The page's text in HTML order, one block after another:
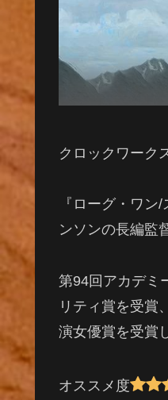
クロックワーク
『ローグ・ワ
ンソンの長編監
第94回アカデミ
リティ賞を受賞
演女優賞を受賞
オススメ度